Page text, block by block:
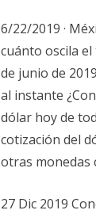
6/22/2019 ·
cuánto oscila el
de junio de
al instante
dólar hoy de
cotización del
otras monedas
27 Dic 2019